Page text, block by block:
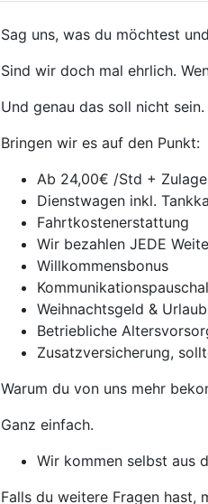
Sag uns, was du möchtest
Sind wir doch mal ehrlich.
Und genau das soll nicht
Bringen wir es auf den Punkt:
Ab 24,00€ /Std +
Dienstwagen inkl.
Fahrtkostenerstattung
Wir bezahlen JEDE
Willkommensbonus
Weihnachtsgeld &
Betriebliche
Zusatzversicherung,
Warum du von uns mehr
Ganz einfach.
Wir kommen selbst aus
Falls du weitere Fragen hast,